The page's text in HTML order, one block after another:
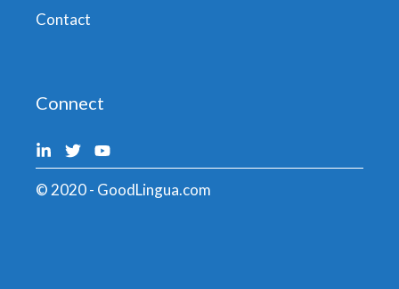
Contact
Connect
© 2020 - GoodLingua.com